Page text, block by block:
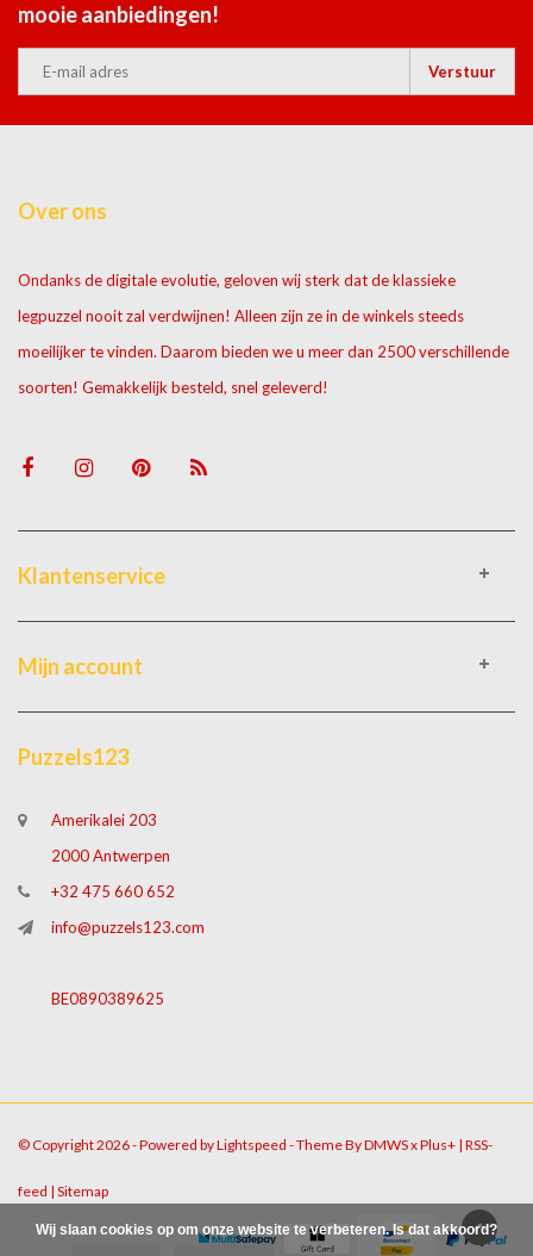
mooie aanbiedingen!
Verstuur
Over ons
Ondanks de digitale evolutie, geloven wij sterk dat de klassieke
legpuzzel nooit zal verdwijnen! Alleen zijn ze in de winkels steeds
moeilijker te vinden. Daarom bieden we u meer dan 2500 verschillende
soorten! Gemakkelijk besteld, snel geleverd!
Klantenservice
Mijn account
Puzzels123
Amerikalei 203
2000 Antwerpen
+32 475 660 652
info@puzzels123.com
BE0890389625
© Copyright 2026 - Powered byLightspeed - Theme ByDMWSxPlus+ | RSS-
feed | Sitemap
Wij slaan cookies op om onze website te verbeteren. Is dat akkoord?